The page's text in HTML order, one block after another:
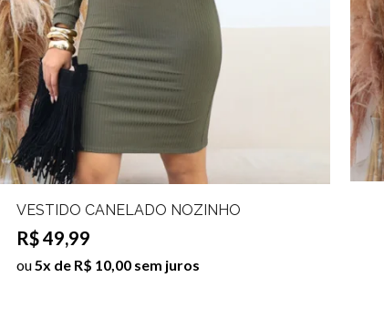
VESTIDO CANELADO NOZINHO
DEISE
R$ 49,99
ou 5x de R$ 10,00 sem juros